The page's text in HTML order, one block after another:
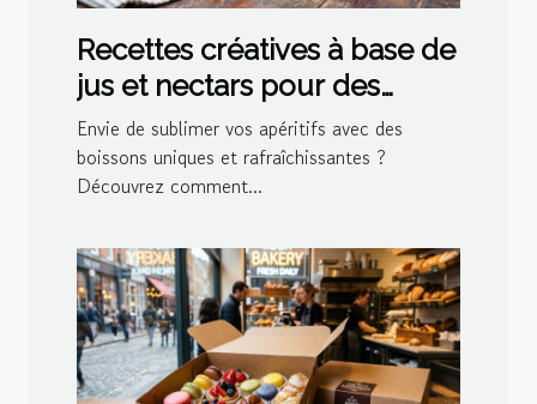
Recettes créatives à base de
jus et nectars pour des
cocktails maison
Envie de sublimer vos apéritifs avec des
boissons uniques et rafraîchissantes ?
Découvrez comment...